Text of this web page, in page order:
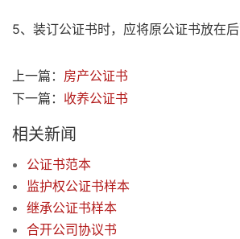
5、装订公证书时，应将原公证书放在后
上一篇： 房产公证书
下一篇： 收养公证书
相关新闻
公证书范本
监护权公证书样本
继承公证书样本
合开公司协议书